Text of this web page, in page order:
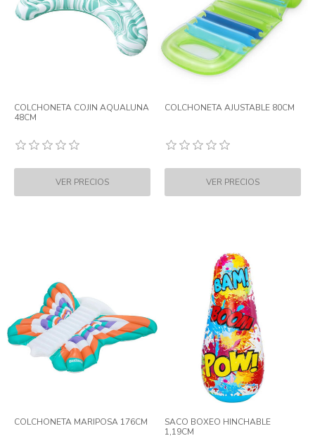
COLCHONETA COJIN AQUALUNA
48CM
COLCHONETA AJUSTABLE 80CM
COLCHONETA MARIPOSA 176CM
SACO BOXEO HINCHABLE
1,19CM